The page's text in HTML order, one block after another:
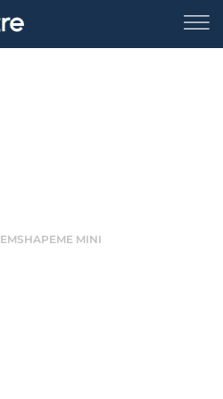
EMSHAPEME MINI